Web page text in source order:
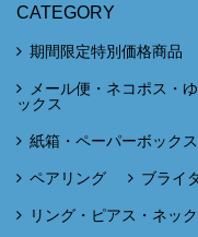
CATEGORY
期間限定特別価格商品
メール便・ネコポス・
ックス
紙箱・ペーパーボックス
ペアリング ブライ
リング・ピアス・ネッ